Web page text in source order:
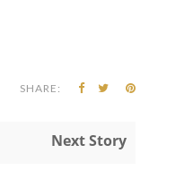
SHARE:
Next Story